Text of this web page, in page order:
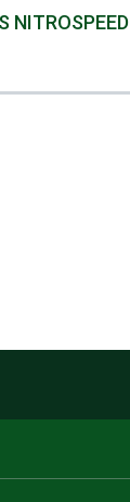
NITROSPEED